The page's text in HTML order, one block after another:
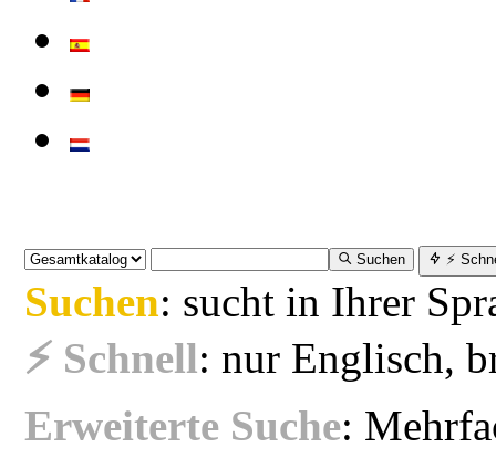
Suchen ⚡
Suchen: sucht in Ihrer
⚡ Schnell: nur Englisch,
Erweiterte Suche: